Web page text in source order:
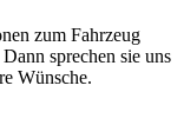
zum Fahrzeug
sprechen sie uns
Wünsche.